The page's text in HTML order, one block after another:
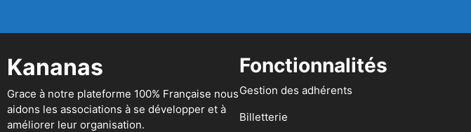
Kananas
Grace à notre plateforme 100% Française nous
aidons les associations à se développer et à
améliorer leur organisation.
Fonctionnalités
Gestion des adhérents
Billetterie